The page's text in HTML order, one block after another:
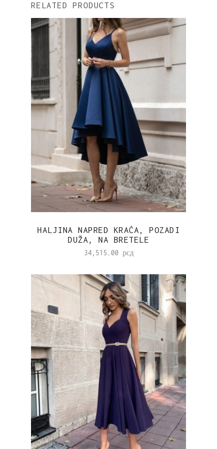
RELATED PRODUCTS
HALJINA NAPRED KRAĆA, POZADI
DUŽA, NA BRETELE
34,515.00 рсд